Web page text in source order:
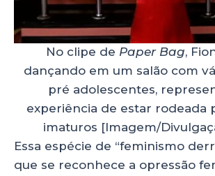
No clipe de Paper Bag,
dançando em um salão com
pré adolescentes,
experiência de estar rodeada
imaturos [Imagem/
Essa espécie de “feminismo
que se reconhece a opressão